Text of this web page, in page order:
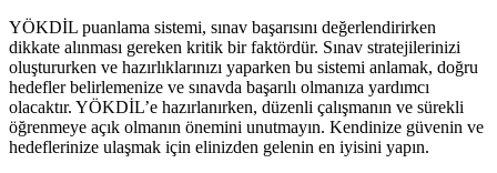
YÖKDİL puanlama sistemi, sınav başarısını değerlendirirken
dikkate alınması gereken kritik bir faktördür. Sınav stratejilerinizi
oluştururken ve hazırlıklarınızı yaparken bu sistemi anlamak, doğru
hedefler belirlemenize ve sınavda başarılı olmanıza yardımcı
olacaktır. YÖKDİL’e hazırlanırken, düzenli çalışmanın ve sürekli
öğrenmeye açık olmanın önemini unutmayın. Kendinize güvenin ve
hedeflerinize ulaşmak için elinizden gelenin en iyisini yapın.